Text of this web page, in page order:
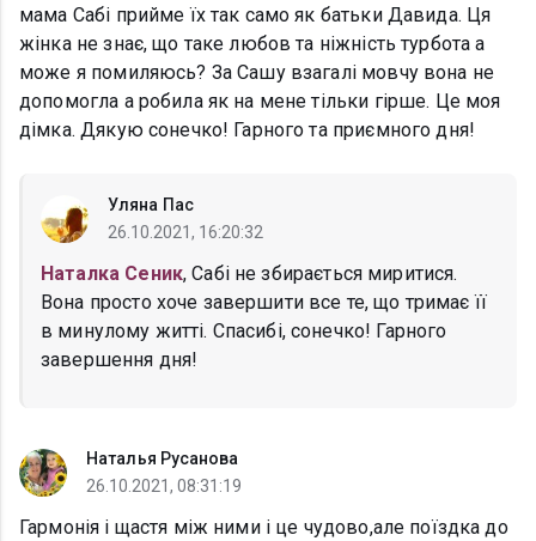
мама Сабі прийме їх так само як батьки Давида. Ця
жінка не знає, що таке любов та ніжність турбота а
може я помиляюсь? За Сашу взагалі мовчу вона не
допомогла а робила як на мене тільки гірше. Це моя
дімка. Дякую сонечко! Гарного та приємного дня!
Уляна Пас
26.10.2021, 16:20:32
Наталка Сеник, Сабі не збирається миритися.
Вона просто хоче завершити все те, що тримає її
в минулому житті. Спасибі, сонечко! Гарного
завершення дня!
Наталья Русанова
26.10.2021, 08:31:19
Гармонія і щастя між ними і це чудово,але поїздка до